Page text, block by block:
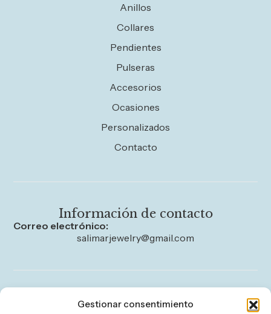
Gestionar consentimiento
Anillos
Collares
Pendientes
Pulseras
Accesorios
Ocasiones
Personalizados
Contacto
Información de contacto
Correo electrónico:
salimarjewelry@gmail.com